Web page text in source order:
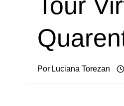
Por Luciana Torezan